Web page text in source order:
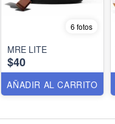
6 fotos
MRE LITE
$40
AÑADIR AL CARRITO